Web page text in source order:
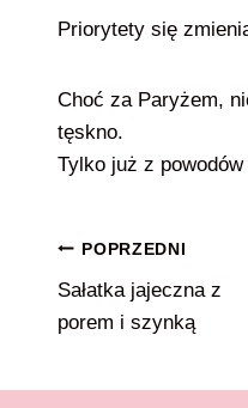
Priorytety się
Choć za Paryżem,
tęskno.
Tylko już z powodów
Nawigacja
wpisu
POPRZEDNI
Sałatka jajeczna z
porem i szynką